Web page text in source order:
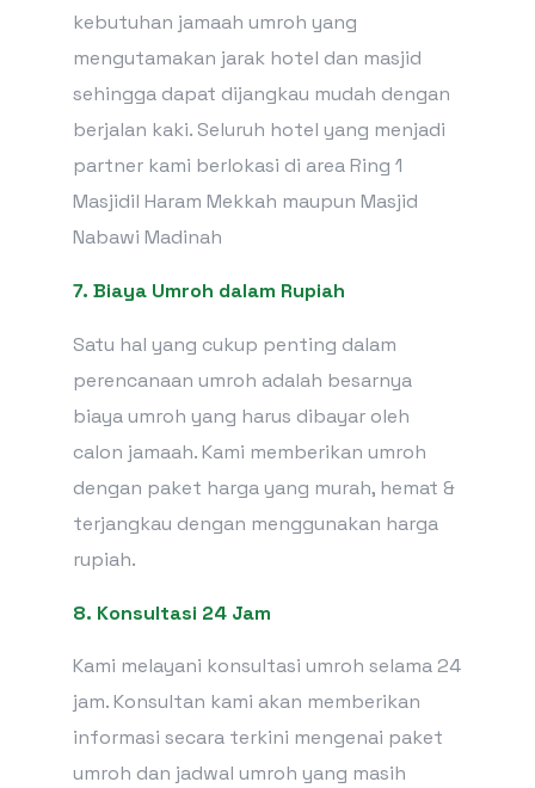
kebutuhan jamaah umroh yang
mengutamakan jarak hotel dan masjid
sehingga dapat dijangkau mudah dengan
berjalan kaki. Seluruh hotel yang menjadi
partner kami berlokasi di area Ring 1
Masjidil Haram Mekkah maupun Masjid
Nabawi Madinah
7. Biaya Umroh dalam Rupiah
Satu hal yang cukup penting dalam
perencanaan umroh adalah besarnya
biaya umroh yang harus dibayar oleh
calon jamaah. Kami memberikan umroh
dengan paket harga yang murah, hemat &
terjangkau dengan menggunakan harga
rupiah.
8. Konsultasi 24 Jam
Kami melayani konsultasi umroh selama 24
jam. Konsultan kami akan memberikan
informasi secara terkini mengenai paket
umroh dan jadwal umroh yang masih